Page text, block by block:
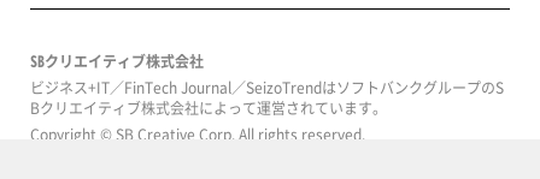
SBクリエイティブ株式会社
ビジネス+IT／FinTech Journal／SeizoTrendはソフトバンクグループのS
Bクリエイティブ株式会社によって運営されています。
Copyright © SB Creative Corp. All rights reserved.